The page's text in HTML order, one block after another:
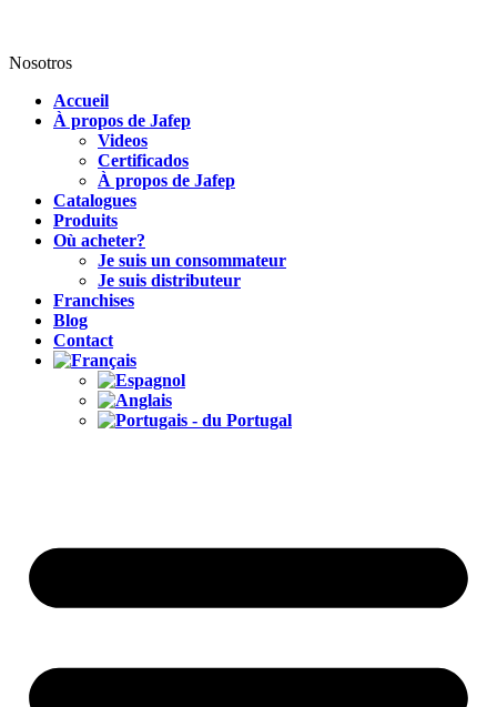
Nosotros
Accueil
À propos de Jafep
Videos
Certificados
À propos de Jafep
Catalogues
Produits
Où acheter?
Je suis un consommateur
Je suis distributeur
Franchises
Blog
Contact